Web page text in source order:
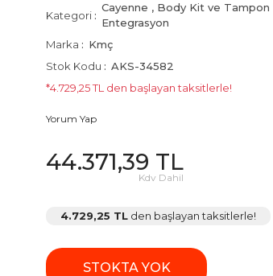
Kategori
Cayenne , Body Kit ve Tampon
Entegrasyon
Marka
Kmç
Stok Kodu
AKS-34582
*4.729,25 TL den başlayan taksitlerle!
Yorum Yap
44.371,39 TL
Kdv Dahil
4.729,25 TL den başlayan taksitlerle!
STOKTA YOK